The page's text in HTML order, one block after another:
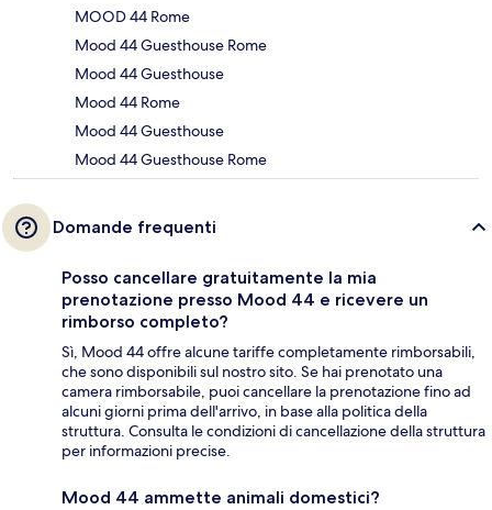
MOOD 44 Rome
Mood 44 Guesthouse Rome
Mood 44 Guesthouse
Mood 44 Rome
Mood 44 Guesthouse
Mood 44 Guesthouse Rome
Domande frequenti
Posso cancellare gratuitamente la mia
prenotazione presso Mood 44 e ricevere un
rimborso completo?
Sì, Mood 44 offre alcune tariffe completamente rimborsabili,
che sono disponibili sul nostro sito. Se hai prenotato una
camera rimborsabile, puoi cancellare la prenotazione fino ad
alcuni giorni prima dell'arrivo, in base alla politica della
struttura. Consulta le condizioni di cancellazione della struttura
per informazioni precise.
Mood 44 ammette animali domestici?